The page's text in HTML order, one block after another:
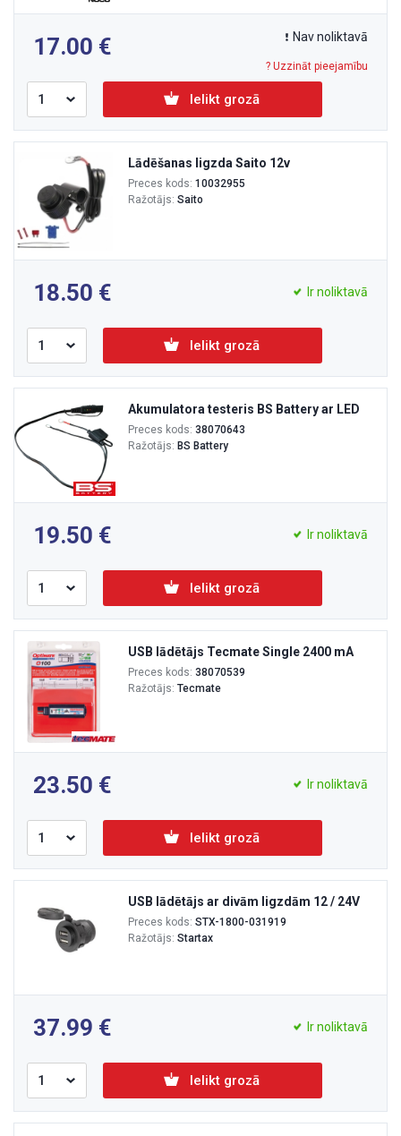
17.00 Nav noliktavā
? Uzzināt pieejamību
Ielikt grozā
Lādēšanas ligzda Saito 12v
Preces kods: 10032955
Ražotājs: Saito
18.50 Ir noliktavā
Ielikt grozā
Akumulatora testeris BS Battery ar LED
Preces kods: 38070643
Ražotājs: BS Battery
19.50 Ir noliktavā
Ielikt grozā
USB lādētājs Tecmate Single 2400 mA
Preces kods: 38070539
Ražotājs: Tecmate
23.50 Ir noliktavā
Ielikt grozā
USB lādētājs ar divām ligzdām 12 / 24V
Preces kods: STX-1800-031919
Ražotājs: Startax
37.99 Ir noliktavā
Ielikt grozā